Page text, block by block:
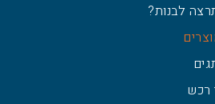
לבנות?
רכש